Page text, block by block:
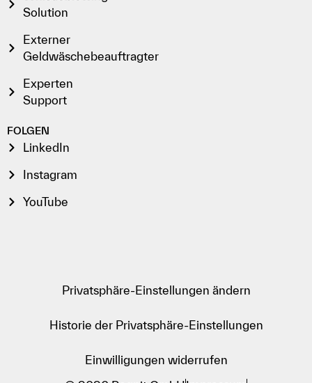
Solution
Externer
Geldwäschebeauftragter
Experten
Support
FOLGEN
LinkedIn
Instagram
YouTube
Privatsphäre-Einstellungen ändern
Historie der Privatsphäre-Einstellungen
Einwilligungen widerrufen